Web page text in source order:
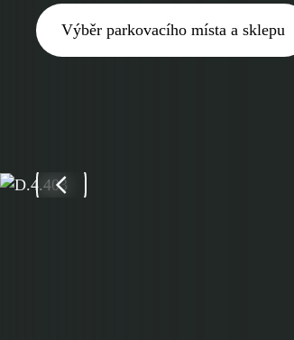
Výběr parkovacího místa a sklepu